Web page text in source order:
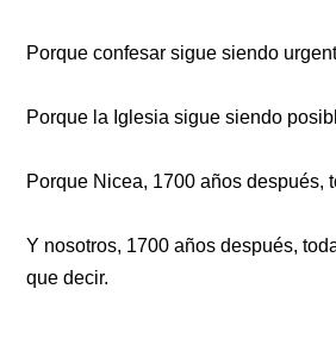
Porque confesar sigue siendo
Porque la Iglesia sigue siendo
Porque Nicea, 1700 años después,
Y nosotros, 1700 años después,
que decir.